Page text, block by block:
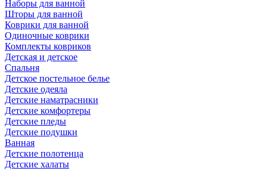
Наборы для ванной
Шторы для ванной
Коврики для ванной
Одиночные коврики
Комплекты ковриков
Детская и детское
Спальня
Детское постельное белье
Детские одеяла
Детские наматрасники
Детские комфортеры
Детские пледы
Детские подушки
Ванная
Детские полотенца
Детские халаты